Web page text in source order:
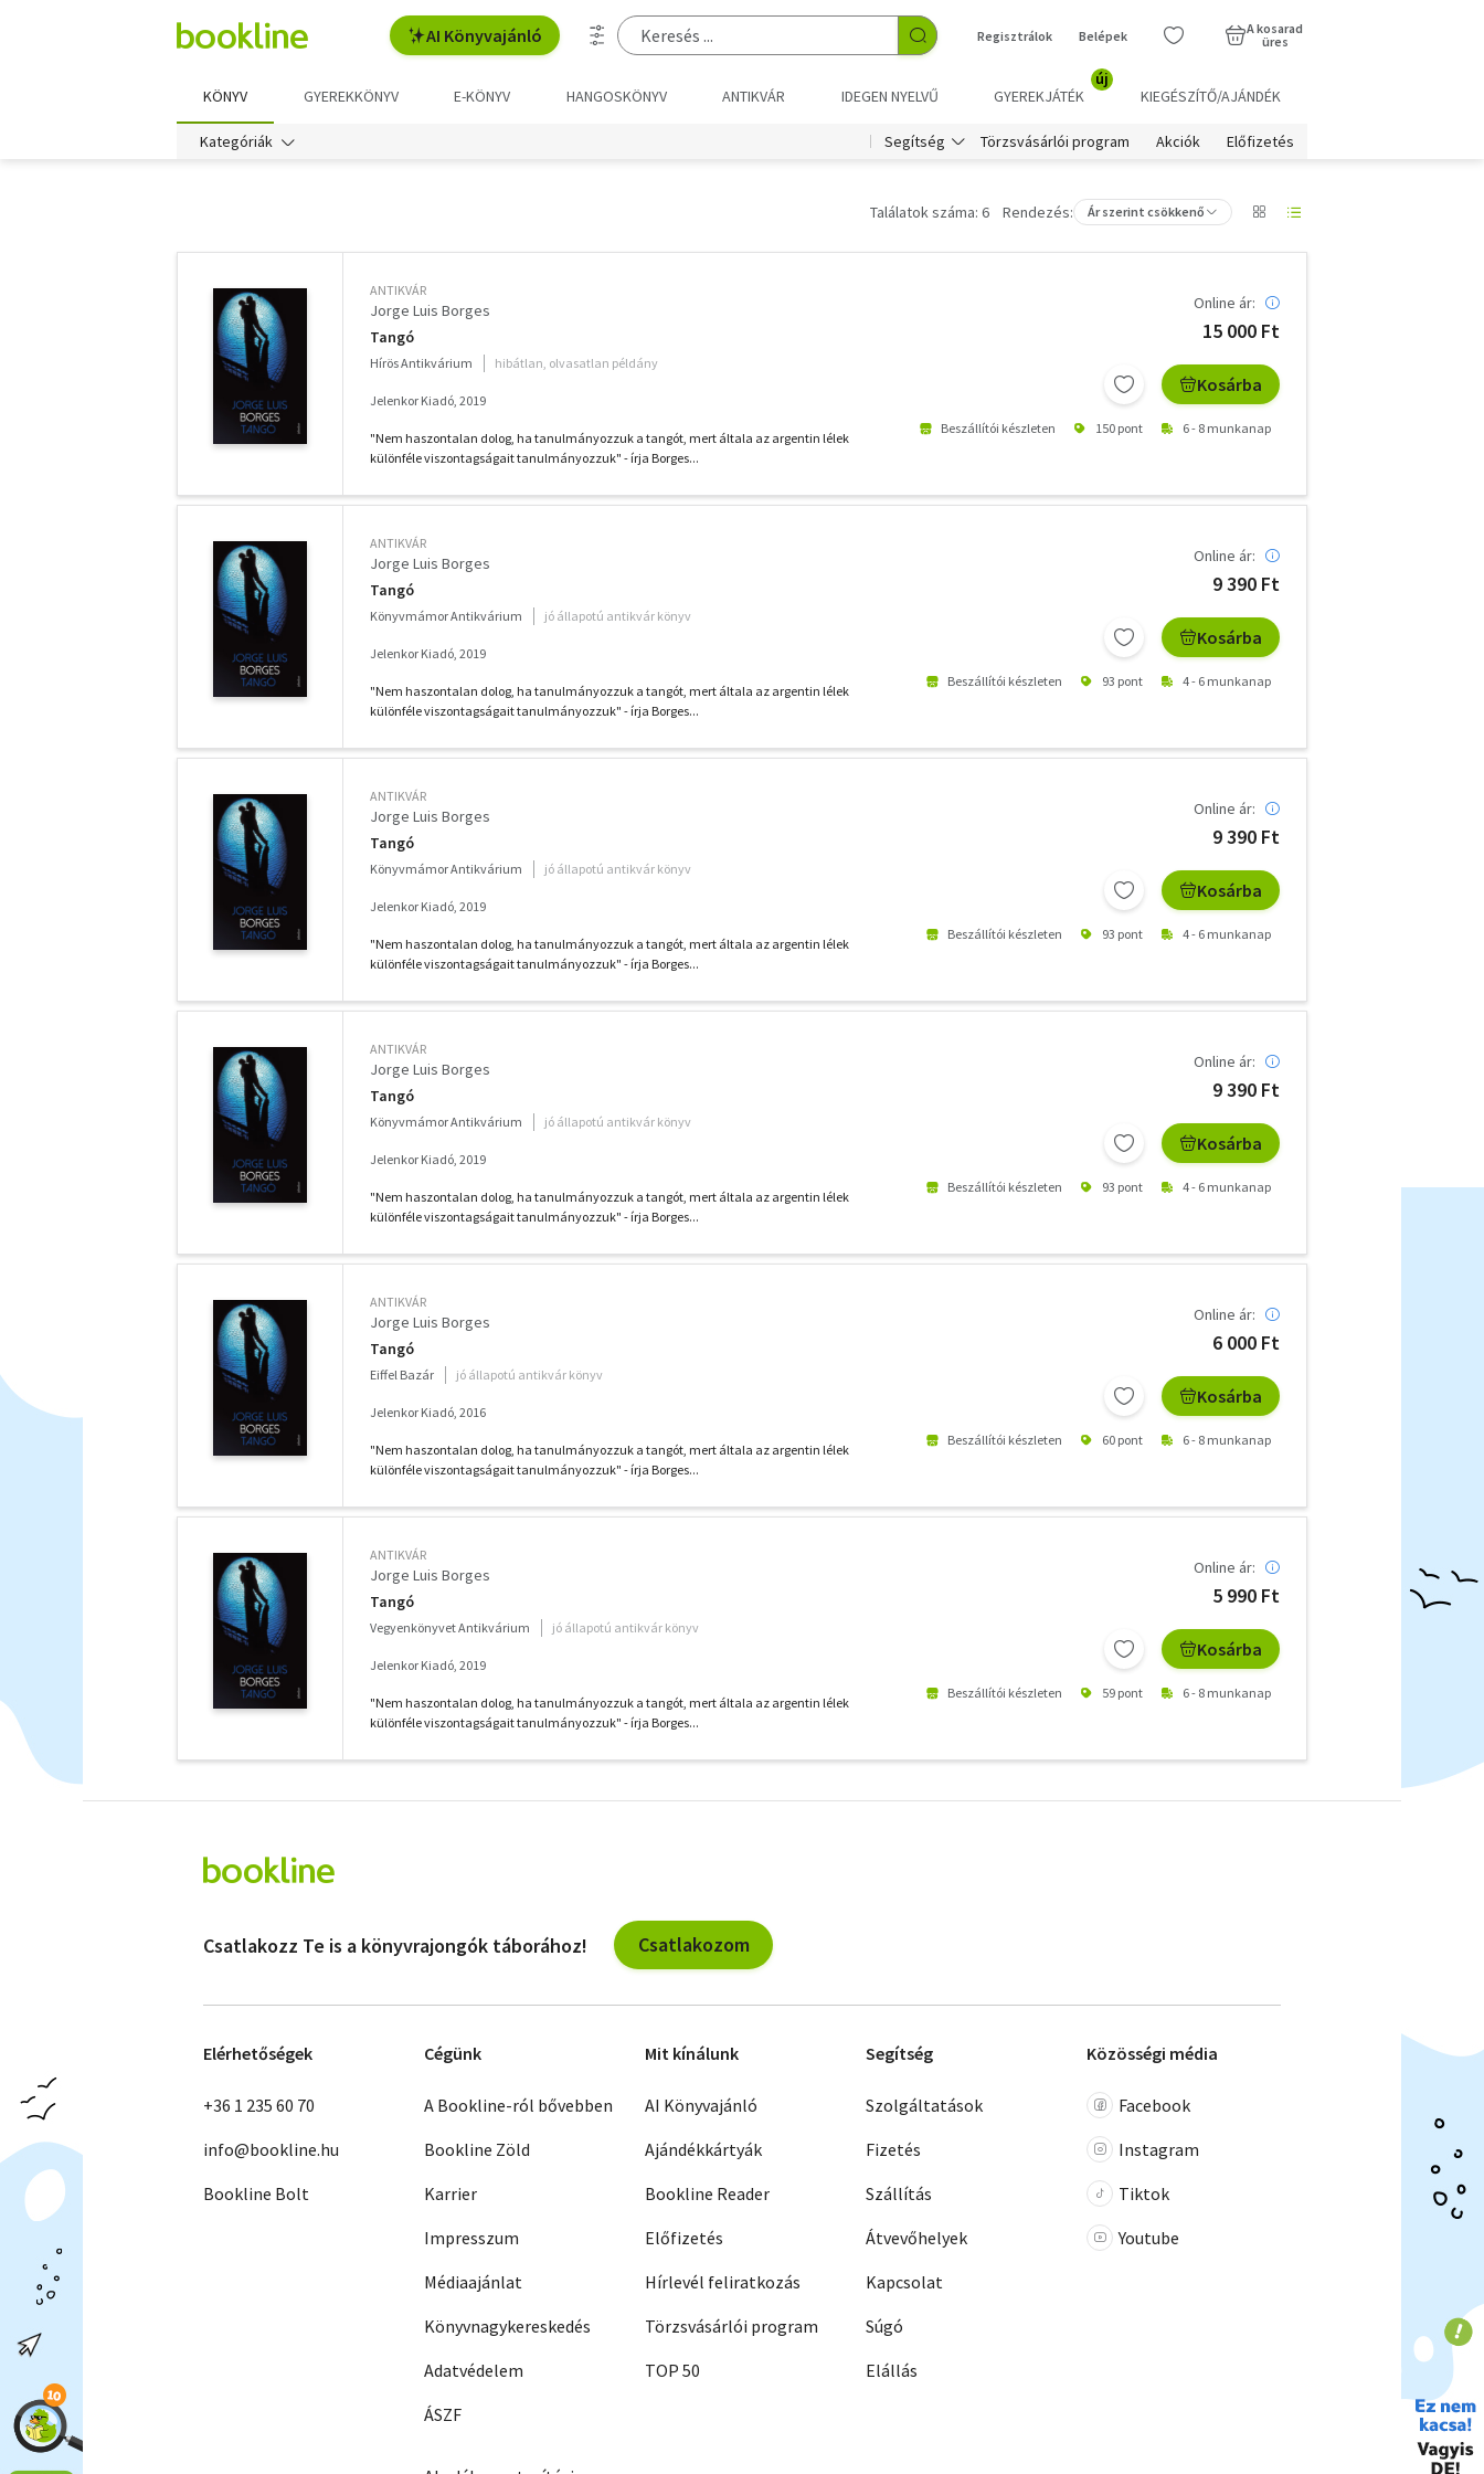
AI Könyvajánló Regisztrálok Belépek
A kosarad
üres
KÖNYV GYEREKKÖNYV E-KÖNYV HANGOSKÖNYV ANTIKVÁR IDEGEN NYELVŰ GYEREKJÁTÉK
új
KIEGÉSZÍTŐ/AJÁNDÉK
Kategóriák Segítség Törzsvásárlói program Akciók Előfizetés
Találatok száma: 6 Rendezés: Ár szerint csökkenő
ANTIKVÁR
Jorge Luis Borges
Tangó
Hírös Antikvárium hibátlan, olvasatlan példány
Jelenkor Kiadó, 2019
"Nem haszontalan dolog, ha tanulmányozzuk a tangót, mert általa az argentin lélek
különféle viszontagságait tanulmányozzuk" - írja Borges...
Online ár:
15 000 Ft
Kosárba
Beszállítói készleten 150 pont 6 - 8 munkanap
ANTIKVÁR
Jorge Luis Borges
Tangó
Könyvmámor Antikvárium jó állapotú antikvár könyv
Jelenkor Kiadó, 2019
"Nem haszontalan dolog, ha tanulmányozzuk a tangót, mert általa az argentin lélek
különféle viszontagságait tanulmányozzuk" - írja Borges...
Online ár:
9 390 Ft
Kosárba
Beszállítói készleten 93 pont 4 - 6 munkanap
ANTIKVÁR
Jorge Luis Borges
Tangó
Könyvmámor Antikvárium jó állapotú antikvár könyv
Jelenkor Kiadó, 2019
"Nem haszontalan dolog, ha tanulmányozzuk a tangót, mert általa az argentin lélek
különféle viszontagságait tanulmányozzuk" - írja Borges...
Online ár:
9 390 Ft
Kosárba
Beszállítói készleten 93 pont 4 - 6 munkanap
ANTIKVÁR
Jorge Luis Borges
Tangó
Könyvmámor Antikvárium jó állapotú antikvár könyv
Jelenkor Kiadó, 2019
"Nem haszontalan dolog, ha tanulmányozzuk a tangót, mert általa az argentin lélek
különféle viszontagságait tanulmányozzuk" - írja Borges...
Online ár:
9 390 Ft
Kosárba
Beszállítói készleten 93 pont 4 - 6 munkanap
ANTIKVÁR
Jorge Luis Borges
Tangó
Eiffel Bazár jó állapotú antikvár könyv
Jelenkor Kiadó, 2016
"Nem haszontalan dolog, ha tanulmányozzuk a tangót, mert általa az argentin lélek
különféle viszontagságait tanulmányozzuk" - írja Borges...
Online ár:
6 000 Ft
Kosárba
Beszállítói készleten 60 pont 6 - 8 munkanap
ANTIKVÁR
Jorge Luis Borges
Tangó
Vegyenkönyvet Antikvárium jó állapotú antikvár könyv
Jelenkor Kiadó, 2019
"Nem haszontalan dolog, ha tanulmányozzuk a tangót, mert általa az argentin lélek
különféle viszontagságait tanulmányozzuk" - írja Borges...
Online ár:
5 990 Ft
Kosárba
Beszállítói készleten 59 pont 6 - 8 munkanap
szűrők
Csatlakozz Te is a könyvrajongók táborához! Csatlakozom
Elérhetőségek
+36 1 235 60 70
info@bookline.hu
Bookline Bolt
Cégünk
A Bookline-ról bővebben
Bookline Zöld
Karrier
Impresszum
Médiaajánlat
Könyvnagykereskedés
Adatvédelem
ÁSZF
Mit kínálunk
AI Könyvajánló
Ajándékkártyák
Bookline Reader
Előfizetés
Hírlevél feliratkozás
Törzsvásárlói program
TOP 50
Segítség
Szolgáltatások
Fizetés
Szállítás
Átvevőhelyek
Kapcsolat
Súgó
Elállás
Közösségi média
Facebook
Instagram
Tiktok
Youtube